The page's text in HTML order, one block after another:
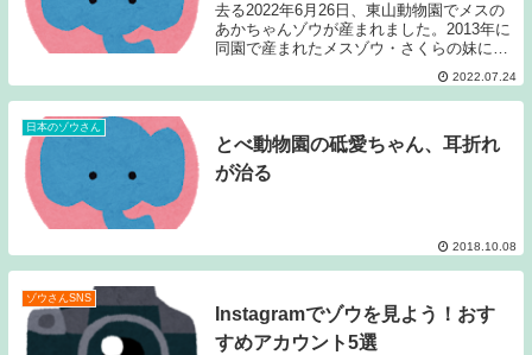
去る2022年6月26日、東山動物園でメスの
あかちゃんゾウが産まれました。2013年に
同園で産まれたメスゾウ・さくらの妹にあ
たります。2022年6月26日時点での東山動
物園からのニュースはこちらです。東山動
物園 元気なアジアゾウの赤ちゃんが...
2022.07.24
日本のゾウさん
とべ動物園の砥愛ちゃん、耳折れ
が治る
2018.10.08
ゾウさんSNS
Instagramでゾウを見よう！おす
すめアカウント5選